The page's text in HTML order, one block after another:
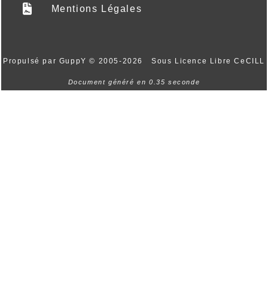
Mentions Légales
Propulsé par GuppY© 2005-2026 Sous Licence Libre CeCILL
Document généré en 0.35 seconde